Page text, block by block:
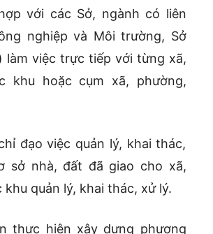
với các Sở, ngành có liên
nghiệp và Môi trường, Sở
làm việc trực tiếp với từng xã,
khu hoặc cụm xã, phường,
đạo việc quản lý, khai thác,
sở nhà, đất đã giao cho xã,
khu quản lý, khai thác, xử lý.
thực hiện xây dựng phương